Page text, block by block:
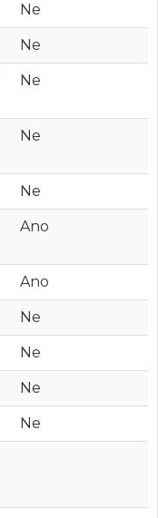
Ne
Ne
Ne
Ne
Ne
Ano
Ano
Ne
Ne
Ne
Ne